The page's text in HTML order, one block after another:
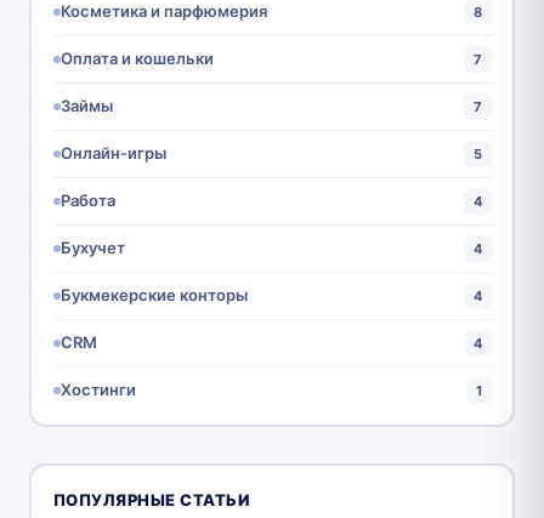
Косметика и парфюмерия 8
Оплата и кошельки 7
Займы 7
Онлайн-игры 5
Работа 4
Бухучет 4
Букмекерские конторы 4
CRM 4
Хостинги 1
ПОПУЛЯРНЫЕ СТАТЬИ